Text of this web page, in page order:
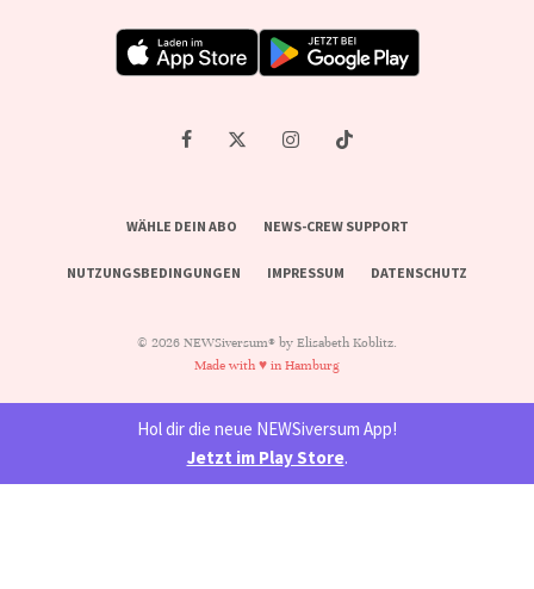
WÄHLE DEIN ABO NEWS-CREW SUPPORT
NUTZUNGSBEDINGUNGEN IMPRESSUM DATENSCHUTZ
© 2026 NEWSiversum® by Elisabeth Koblitz.
Made with ♥ in Hamburg
Hol dir die neue NEWSiversum App!
Jetzt im Play Store.